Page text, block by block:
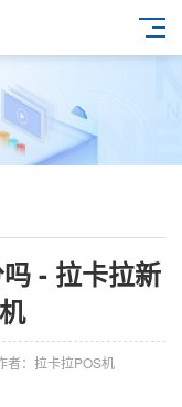
- 拉卡拉新
者：拉卡拉POS机